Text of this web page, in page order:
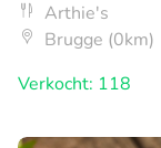
Arthie's
Brugge (0km)
Verkocht: 118